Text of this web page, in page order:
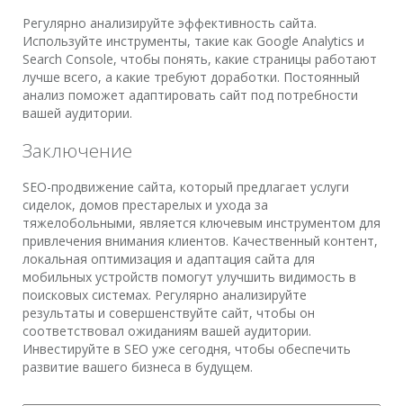
Регулярно анализируйте эффективность сайта.
Используйте инструменты, такие как Google Analytics и
Search Console, чтобы понять, какие страницы работают
лучше всего, а какие требуют доработки. Постоянный
анализ поможет адаптировать сайт под потребности
вашей аудитории.
Заключение
SEO-продвижение сайта, который предлагает услуги
сиделок, домов престарелых и ухода за
тяжелобольными, является ключевым инструментом для
привлечения внимания клиентов. Качественный контент,
локальная оптимизация и адаптация сайта для
мобильных устройств помогут улучшить видимость в
поисковых системах. Регулярно анализируйте
результаты и совершенствуйте сайт, чтобы он
соответствовал ожиданиям вашей аудитории.
Инвестируйте в SEO уже сегодня, чтобы обеспечить
развитие вашего бизнеса в будущем.